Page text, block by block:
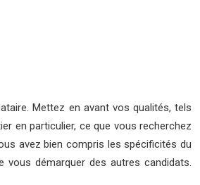
Mettez en avant vos qualités, tels
en particulier, ce que vous recherchez
avez bien compris les spécificités du
démarquer des autres candidats.